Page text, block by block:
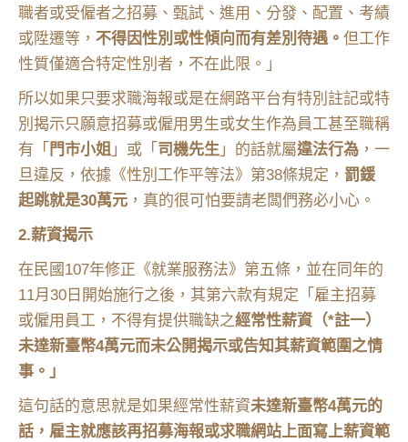
職者或受僱者之招募、甄試、進用、分發、配置、考績
或陞遷等， 不得因性別或性傾向而有差別待遇。 但工作
性質僅適合特定性別者，不在此限。」
所以如果只要求職海報或是在網路平台有特別註記或特
別揭示只願意招募或僱用男生或女生作為員工甚至職稱
有「 門市小姐 」或「 司機先生 」的話就屬違法行為 ，一
旦違反，依據《性別工作平等法》第38條規定， 罰鍰
起跳就是30萬元 ，真的很可怕要請老闆們務必小心。
2.薪資揭示
在民國107年修正《就業服務法》第五條，並在同年的
11月30日開始施行之後，其第六款有規定「雇主招募
或僱用員工，不得有提供職缺之經常性薪資（*註一）
未達新臺幣4萬元而未公開揭示或告知其薪資範圍之情
事。」
這句話的意思就是如果經常性薪資未達新臺幣4萬元的
話，雇主就應該再招募海報或求職網站上面寫上薪資範